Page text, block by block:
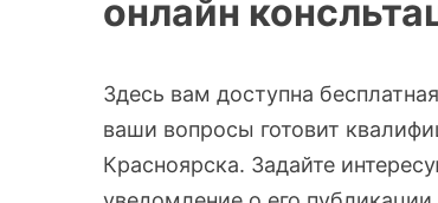
онлайн
Здесь вам доступна
ваши вопросы готовит
Красноярска. Задайте